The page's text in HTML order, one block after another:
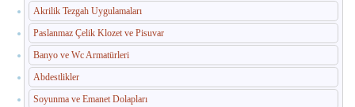
Akrilik Tezgah Uygulamaları
Paslanmaz Çelik Klozet ve Pisuvar
Banyo ve Wc Armatürleri
Abdestlikler
Soyunma ve Emanet Dolapları